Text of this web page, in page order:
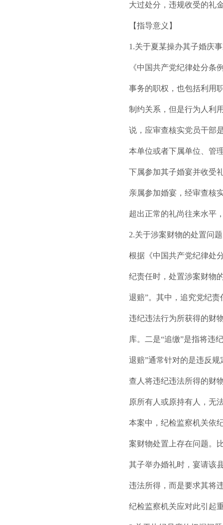
大过处分，违规收受的礼
【指导意义】
1.关于夏某操办其子婚庆
《中国共产党纪律处分条
事务的职权，也包括利用
制约关系，但是行为人利
说，应审查核实党员干部
本单位或者下属单位、管
下属参加其子婚宴并收受
亲属参加婚宴，经审查核
超出正常的礼尚往来水平
2.关于涉案财物的处置问题
根据《中国共产党纪律处
纪责任时，处置涉案财物
退赔”。其中，追究党纪
违纪违法行为所获得的财
库。二是“追缴”是指将违
退赔”通常针对的是违反
查人将违纪违法所得的财
原所有人或原持有人，无
本案中，纪检监察机关依
案财物处置上存在问题。
其子举办婚礼时，宴请该
违法所得，而是要求其将
纪检监察机关应对此引起